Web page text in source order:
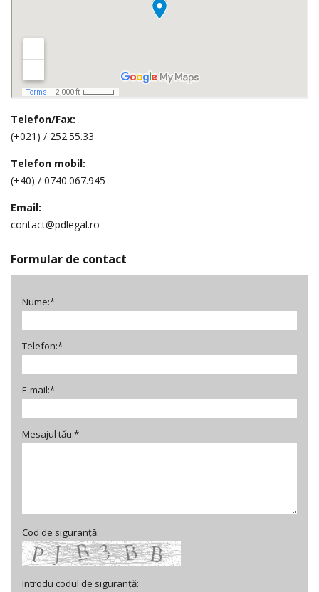
Telefon/Fax:
(+021) / 252.55.33
Telefon mobil:
(+40) / 0740.067.945
Email:
contact@pdlegal.ro
Formular de contact
Nume:*
Telefon:*
E-mail:*
Mesajul tău:*
Cod de siguranță:
Introdu codul de siguranță: